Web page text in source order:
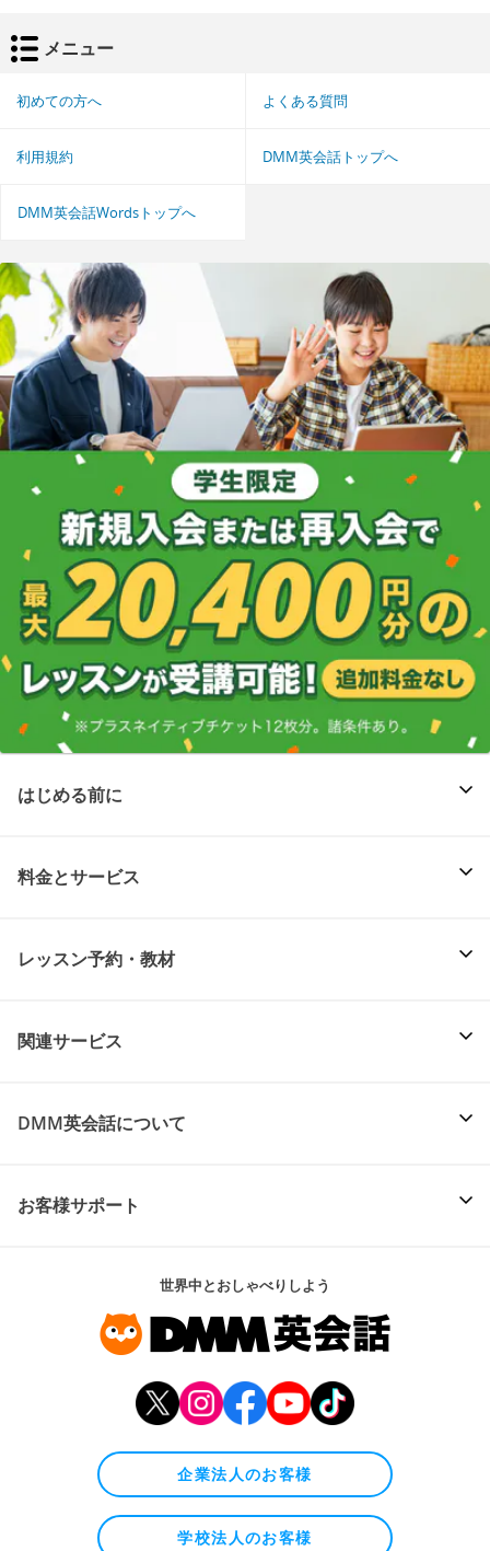
メニュー
初めての方へ よくある質問
利用規約 DMM英会話トップへ
DMM英会話Wordsトップへ
はじめる前に
料金とサービス
レッスン予約・教材
関連サービス
DMM英会話について
お客様サポート
世界中とおしゃべりしよう
企業法人のお客様
学校法人のお客様